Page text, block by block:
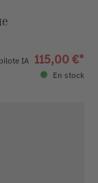
IA 115,00 €*
En stock